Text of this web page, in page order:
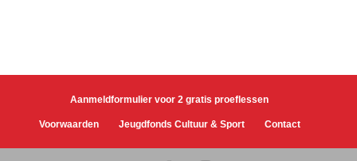
Aanmeldformulier voor 2 gratis proeflessen
Voorwaarden Jeugdfonds Cultuur & Sport Contact